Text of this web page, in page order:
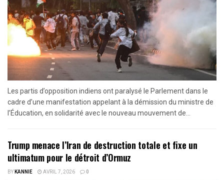
Les partis d’opposition indiens ont paralysé le Parlement dans le
cadre d’une manifestation appelant à la démission du ministre de
l’Éducation, en solidarité avec le nouveau mouvement de...
Trump menace l’Iran de destruction totale et fixe un
ultimatum pour le détroit d’Ormuz
BYKANNIE AVRIL 7, 2026 0